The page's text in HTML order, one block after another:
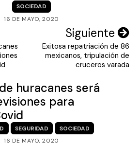
SOCIEDAD
16 DE MAYO, 2020
Siguiente
Exitosa repatriación de 86
mexicanos, tripulación de
cruceros varada
huracanes será
para
SEGURIDAD
SOCIEDAD
16 DE MAYO, 2020